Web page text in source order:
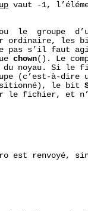
vaut -1,
le  groupe
ordinaire, les
pas s’il faut
chown(). Le
noyau. Si le
(c’est-à-dire
le bit
le fichier, et
est renvoyé,